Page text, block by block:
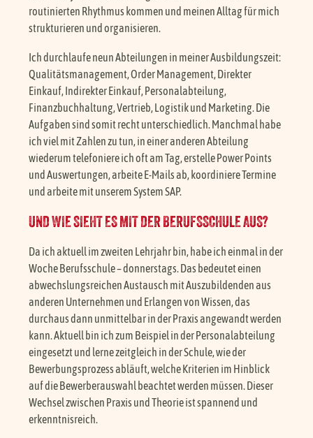
routinierten Rhythmus kommen und meinen Alltag für mich
strukturieren und organisieren.
Ich durchlaufe neun Abteilungen in meiner Ausbildungszeit:
Qualitätsmanagement, Order Management, Direkter
Einkauf, Indirekter Einkauf, Personalabteilung,
Finanzbuchhaltung, Vertrieb, Logistik und Marketing. Die
Aufgaben sind somit recht unterschiedlich. Manchmal habe
ich viel mit Zahlen zu tun, in einer anderen Abteilung
wiederum telefoniere ich oft am Tag, erstelle Power Points
und Auswertungen, arbeite E-Mails ab, koordiniere Termine
und arbeite mit unserem System SAP.
UND WIE SIEHT ES MIT DER BERUFSSCHULE AUS?
Da ich aktuell im zweiten Lehrjahr bin, habe ich einmal in der
Woche Berufsschule – donnerstags. Das bedeutet einen
abwechslungsreichen Austausch mit Auszubildenden aus
anderen Unternehmen und Erlangen von Wissen, das
durchaus dann unmittelbar in der Praxis angewandt werden
kann. Aktuell bin ich zum Beispiel in der Personalabteilung
eingesetzt und lerne zeitgleich in der Schule, wie der
Bewerbungsprozess abläuft, welche Kriterien im Hinblick
auf die Bewerberauswahl beachtet werden müssen. Dieser
Wechsel zwischen Praxis und Theorie ist spannend und
erkenntnisreich.